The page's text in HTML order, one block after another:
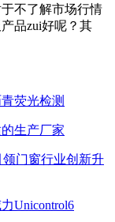
不了解市场行情
品zui好呢？其
荧光检测
生产厂家
领门窗行业创新升
Unicontrol6